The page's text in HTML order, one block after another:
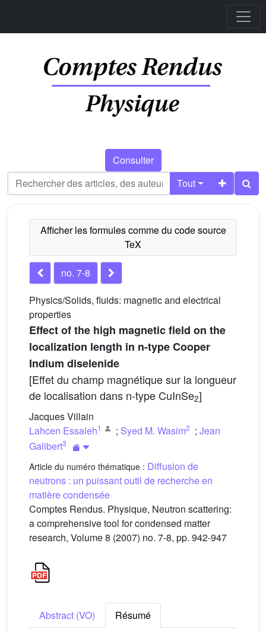
Consulter
Tout
no. 7-8
Physics/Solids, fluids: magnetic and electrical
properties
Effect of the high magnetic field on the
localization length in n-type Cooper
Indium diselenide
[Effet du champ magnétique sur la longueur
de localisation dans n-type CuInSe2]
Jacques Villain
Lahcen Essaleh1 ; Syed M. Wasim2 ; Jean
Galibert3
Article du numéro thématique : Diffusion de
neutrons : un puissant outil de recherche en
matière condensée
Comptes Rendus. Physique, Neutron scattering:
a comprehensive tool for condensed matter
research, Volume 8 (2007) no. 7-8, pp. 942-947
Abstract (VO)
Résumé